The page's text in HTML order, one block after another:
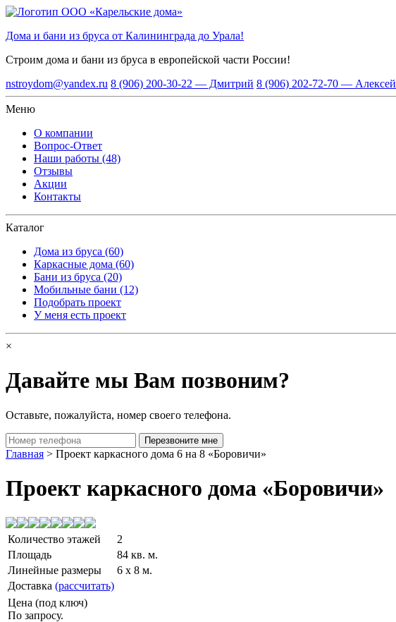
Дома и бани из бруса от Калининграда до Урала!
Строим дома и бани из бруса в европейской части России!
nstroydom@yandex.ru 8 (906) 200-30-22 — Дмитрий 8 (906) 202-72-70 — Алексей
Меню
О компании
Вопрос-Ответ
Наши работы (48)
Отзывы
Акции
Контакты
Каталог
Дома из бруса (60)
Каркасные дома (60)
Бани из бруса (20)
Мобильные бани (12)
Подобрать проект
У меня есть проект
×
Давайте мы Вам позвоним?
Оставьте, пожалуйста, номер своего телефона.
Главная > Проект каркасного дома 6 на 8 «Боровичи»
Проект каркасного дома «Боровичи»
Количество этажей
2
Площадь
84 кв. м.
Линейные размеры
6 x 8 м.
Доставка (рассчитать)
Цена (под ключ)
По запросу.